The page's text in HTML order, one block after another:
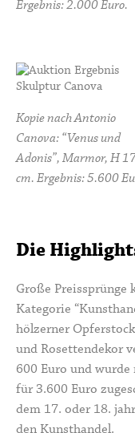
Ergebnis: 2.000 Euro.
Kopie nach Antonio
Canova: “Venus und
Adonis”, Marmor, H
cm. Ergebnis: 5.600
Die
Große Preissprünge
Kategorie
hölzerner
und Rosettendekor
600 Euro und
für 3.600 Euro
dem 17. oder 18.
den Kunsthandel.